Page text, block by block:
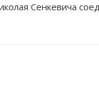
Сенкевича